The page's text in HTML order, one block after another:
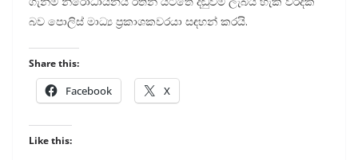
බව පොලිස් මාධ්‍ය ප්‍රකාශකවරයා සඳහන් කරයි.
Share this:
Facebook X
Like this: